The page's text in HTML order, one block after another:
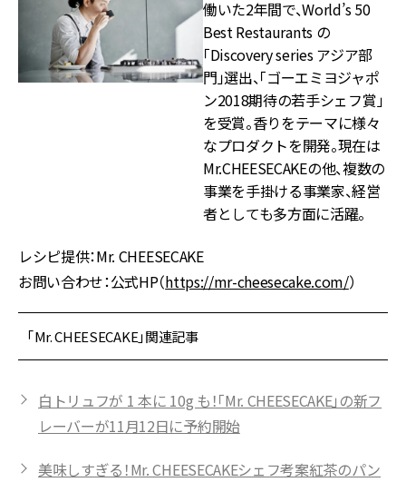
働いた2年間で、World’s 50
Best Restaurants の
「Discovery series アジア部
門」選出、「ゴーエミヨジャポ
ン2018期待の若手シェフ賞」
を受賞。香りをテーマに様々
なプロダクトを開発。現在は
Mr.CHEESECAKEの他、複数の
事業を手掛ける事業家、経営
者としても多方面に活躍。
レシピ提供：Mr. CHEESECAKE
お問い合わせ：公式HP（https://mr-cheesecake.com/）
「Mr. CHEESECAKE」関連記事
⽩トリュフが 1 本に 10g も！「Mr. CHEESECAKE」の新フ
レーバーが11月12日に予約開始
美味しすぎる！Mr. CHEESECAKEシェフ考案紅茶のパン